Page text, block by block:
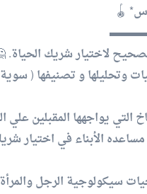
🪀
لاختيار شريك الحياة.
وتحليلها و تصنيفها (
التي يواجهها المقبلين علي
الأبناء في اختيار
سيكولوجية الرجل والمرأة